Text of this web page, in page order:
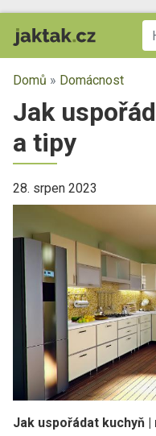
Domů » Domácnost
Jak
a tipy
28. srpen 2023
Jak uspořádat kuchyň |